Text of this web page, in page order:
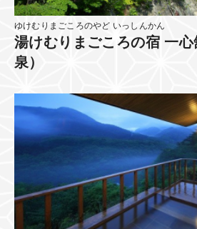
ゆけむりまごころのやど いっしんかん
湯けむりまごころの宿 一
泉）